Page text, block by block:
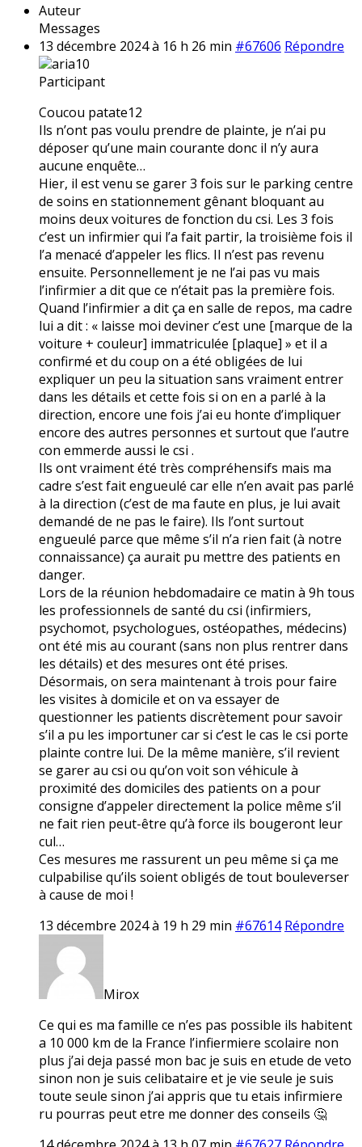
Auteur
Messages
13 décembre 2024 à 16 h 26 min #67606 Répondre
aria10
Participant
Coucou patate12
Ils n’ont pas voulu prendre de plainte, je n’ai pu
déposer qu’une main courante donc il n’y aura
aucune enquête…
Hier, il est venu se garer 3 fois sur le parking centre
de soins en stationnement gênant bloquant au
moins deux voitures de fonction du csi. Les 3 fois
c’est un infirmier qui l’a fait partir, la troisième fois il
l’a menacé d’appeler les flics. Il n’est pas revenu
ensuite. Personnellement je ne l’ai pas vu mais
l’infirmier a dit que ce n’était pas la première fois.
Quand l’infirmier a dit ça en salle de repos, ma cadre
lui a dit : « laisse moi deviner c’est une [marque de la
voiture + couleur] immatriculée [plaque] » et il a
confirmé et du coup on a été obligées de lui
expliquer un peu la situation sans vraiment entrer
dans les détails et cette fois si on en a parlé à la
direction, encore une fois j’ai eu honte d’impliquer
encore des autres personnes et surtout que l’autre
con emmerde aussi le csi .
Ils ont vraiment été très compréhensifs mais ma
cadre s’est fait engueulé car elle n’en avait pas parlé
à la direction (c’est de ma faute en plus, je lui avait
demandé de ne pas le faire). Ils l’ont surtout
engueulé parce que même s’il n’a rien fait (à notre
connaissance) ça aurait pu mettre des patients en
danger.
Lors de la réunion hebdomadaire ce matin à 9h tous
les professionnels de santé du csi (infirmiers,
psychomot, psychologues, ostéopathes, médecins)
ont été mis au courant (sans non plus rentrer dans
les détails) et des mesures ont été prises.
Désormais, on sera maintenant à trois pour faire
les visites à domicile et on va essayer de
questionner les patients discrètement pour savoir
s’il a pu les importuner car si c’est le cas le csi porte
plainte contre lui. De la même manière, s’il revient
se garer au csi ou qu’on voit son véhicule à
proximité des domiciles des patients on a pour
consigne d’appeler directement la police même s’il
ne fait rien peut-être qu’à force ils bougeront leur
cul…
Ces mesures me rassurent un peu même si ça me
culpabilise qu’ils soient obligés de tout bouleverser
à cause de moi !
13 décembre 2024 à 19 h 29 min #67614 Répondre
Mirox
Ce qui es ma famille ce n’es pas possible ils habitent
a 10 000 km de la France l’infiermiere scolaire non
plus j’ai deja passé mon bac je suis en etude de veto
sinon non je suis celibataire et je vie seule je suis
toute seule sinon j’ai appris que tu etais infirmiere
ru pourras peut etre me donner des conseils 🤔